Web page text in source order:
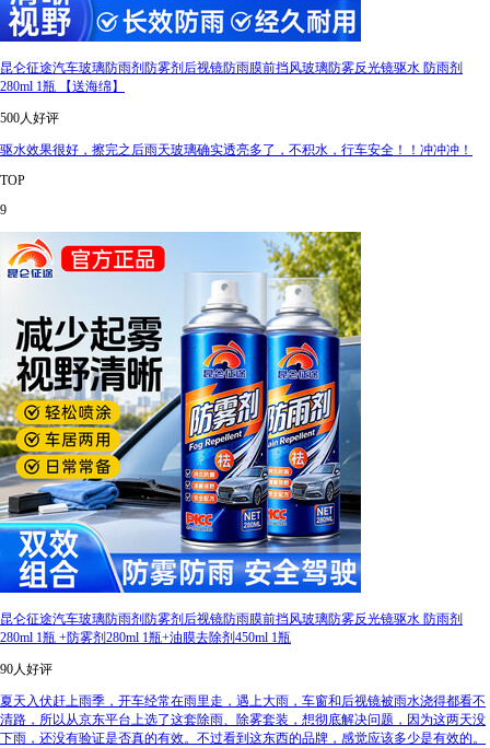
昆仑征途汽车玻璃防雨剂防雾剂后视镜防雨膜前挡风玻璃防雾反光镜驱水 防雨剂
280ml 1瓶 【送海绵】
500人好评
驱水效果很好，擦完之后雨天玻璃确实透亮多了，不积水，行车安全！！冲冲冲！
TOP
9
昆仑征途汽车玻璃防雨剂防雾剂后视镜防雨膜前挡风玻璃防雾反光镜驱水 防雨剂
280ml 1瓶 +防雾剂280ml 1瓶+油膜去除剂450ml 1瓶
90人好评
夏天入伏赶上雨季，开车经常在雨里走，遇上大雨，车窗和后视镜被雨水浇得都看不
清路，所以从京东平台上选了这套除雨、除雾套装，想彻底解决问题，因为这两天没
下雨，还没有验证是否真的有效。不过看到这东西的品牌，感觉应该多少是有效的。